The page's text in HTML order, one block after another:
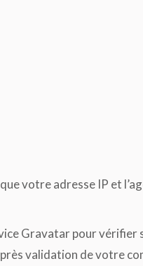
votre adresse IP et
Gravatar pour vérifier
validation de votre